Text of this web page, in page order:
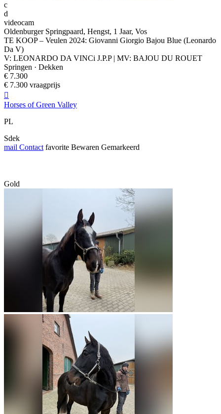
c
d
videocam
Oldenburger Springpaard, Hengst, 1 Jaar, Vos
TE KOOP – Veulen 2024: Giovanni Giorgio Bajou Blue (Leonardo
Da V)
V: LEONARDO DA VINCi J.P.P | MV: BAJOU DU ROUET
Springen · Dekken
€ 7.300
€ 7.300 vraagprijs

Horses of Green Valley
PL
Sdek
mail Contact favorite Bewaren Gemarkeerd
Gold